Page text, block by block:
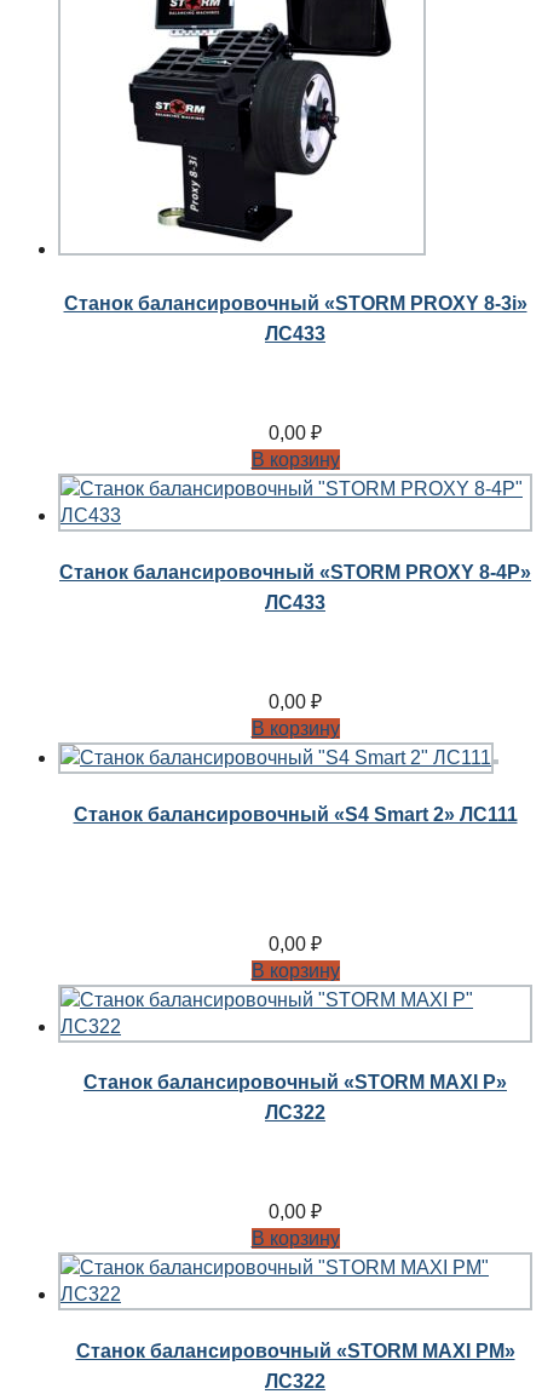
Станок балансировочный «STORM PROXY 8-3i»
ЛС433
0,00 ₽
В корзину
Станок балансировочный «STORM PROXY 8-4P»
ЛС433
0,00 ₽
В корзину
Станок балансировочный «S4 Smart 2» ЛС111
0,00 ₽
В корзину
Станок балансировочный «STORM MAXI P»
ЛС322
0,00 ₽
В корзину
Станок балансировочный «STORM MAXI PM»
ЛС322